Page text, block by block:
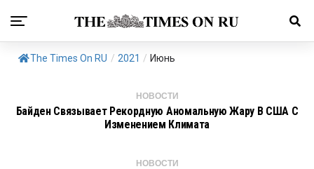
The Times On RU / 2021 / Июнь
НОВОСТИ
Байден Связывает Рекордную Аномальную Жару В США С
Изменением Климата
НОВОСТИ